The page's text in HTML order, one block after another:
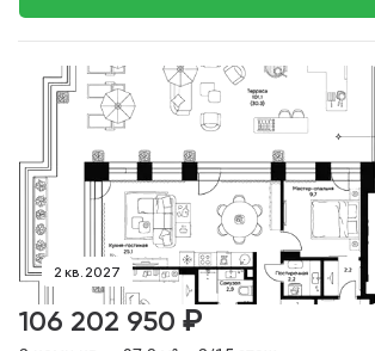
2 кв. 2027
106 202 950 ₽